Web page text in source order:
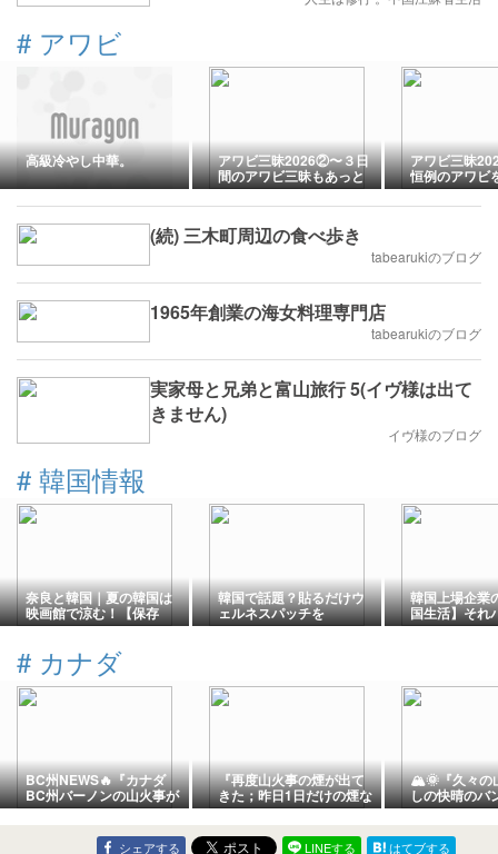
# アワビ
高級冷やし中華。 アワビ三昧2026②〜３日
間のアワビ三昧もあっと
いう間で
アワビ三昧
恒例のアワビ
前に出発した
(続) 三木町周辺の食べ歩き
tabearukiのブログ
1965年創業の海女料理専門店
tabearukiのブログ
実家母と兄弟と富山旅行 5(イヴ様は出て
きません)
イヴ様のブログ
# 韓国情報
奈良と韓国｜夏の韓国は
映画館で涼む！【保存
版】
韓国で話題？貼るだけウ
ェルネスパッチを
MIMILINEで購入してみた
韓国上場企業
国生活】それ
ねーの？
# カナダ
BC州NEWS🔥『カナダ
BC州バーノンの山火事が
悲惨😱』💐『久々のキャ
スケードガーデン（花
畑）の今日の花々』『小
『再度山火事の煙が出て
きた；昨日1日だけの煙な
し快晴だった😭』『所用
で隣町キャンモアに行っ
たがそこも煙あり』『空
🏔️🌞『久々の
しの快晴のバ
はり煙なしの
も素敵』『
Shopで新し
シェアする LINEする
はてブする